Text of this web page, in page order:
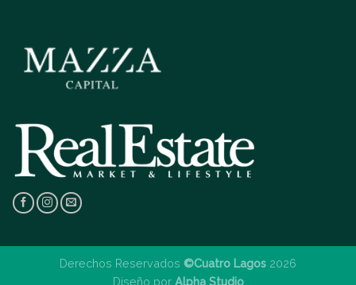
Derechos Reservados ©Cuatro Lagos 2026
Diseño por Alpha Studio